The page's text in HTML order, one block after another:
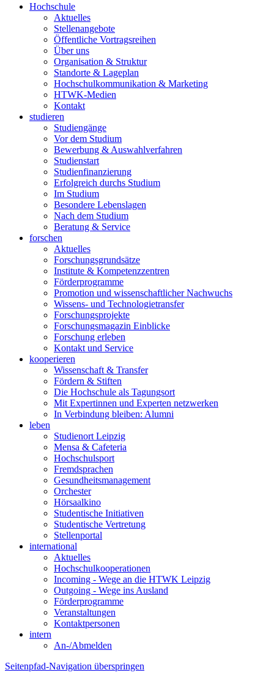
Hochschule
Aktuelles
Stellenangebote
Öffentliche Vortragsreihen
Über uns
Organisation & Struktur
Standorte & Lageplan
Hochschulkommunikation & Marketing
HTWK-Medien
Kontakt
studieren
Studiengänge
Vor dem Studium
Bewerbung & Auswahlverfahren
Studienstart
Studienfinanzierung
Erfolgreich durchs Studium
Im Studium
Besondere Lebenslagen
Nach dem Studium
Beratung & Service
forschen
Aktuelles
Forschungsgrundsätze
Institute & Kompetenzzentren
Förderprogramme
Promotion und wissenschaftlicher Nachwuchs
Wissens- und Technologietransfer
Forschungsprojekte
Forschungsmagazin Einblicke
Forschung erleben
Kontakt und Service
kooperieren
Wissenschaft & Transfer
Fördern & Stiften
Die Hochschule als Tagungsort
Mit Expertinnen und Experten netzwerken
In Verbindung bleiben: Alumni
leben
Studienort Leipzig
Mensa & Cafeteria
Hochschulsport
Fremdsprachen
Gesundheitsmanagement
Orchester
Hörsaalkino
Studentische Initiativen
Studentische Vertretung
Stellenportal
international
Aktuelles
Hochschulkooperationen
Incoming - Wege an die HTWK Leipzig
Outgoing - Wege ins Ausland
Förderprogramme
Veranstaltungen
Kontaktpersonen
intern
An-/Abmelden
Seitenpfad-Navigation überspringen